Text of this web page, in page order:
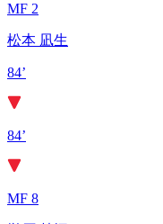
MF 2
松本 凪生
84’
84’
MF 8